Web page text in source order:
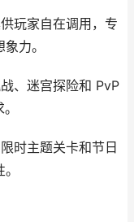
玩家自在调用，专
力。
、迷宫探险和 PvP
时主题关卡和节日